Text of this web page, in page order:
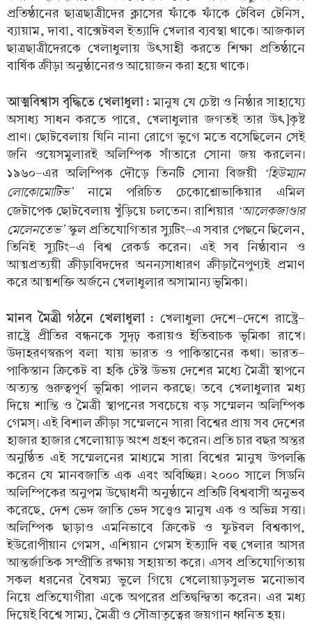
প্রতিষ্ঠানের ছাত্রছাত্রীদের ক্লাসের ফাঁকে ফাঁকে টেবিল টেনিস,
ব্যায়াম, দাবা, বাক্সেটবল ইত্যাদি খেলার ব্যবস্থা থাকে। আজকাল
ছাত্রছাত্রীদেরকে খেলাধুলায় উৎসাহী করতে শিক্ষা প্রতিষ্ঠানে
বার্ষিক ক্রীড়া অনুষ্ঠানেরও আয়োজন করা হয়ে থাকে।
আত্মবিশ্বাস বৃদ্ধিতে খেলাধুলা :মানুষ যে চেষ্টা ও নিষ্ঠার সাহায্যে
অসাধ্য সাধন করতে পারে, খেলাধুলার জগতই তার উৎ]কৃষ্ট
প্রাণ। ছোটবেলায় যিনি নানা রোগে ভুগে মতে বসেছিলেন সেই
জনি ওয়েসমুলারই অলিম্পিক সাঁতারে সোনা জয় করলেন।
১৯৬০-এর অলিম্পিক দৌড়ে তিনটি সোনা বিজয়ী ‘হিউম্যান
লোকোমোটিভ’নামে পরিচিত চেকোশ্লোভাকিয়ার এমিল
জেটাপেক ছোটবেলায় খুঁড়িয়ে চলতেন। রাশিয়ার ‘আলেকজাণ্ডার
মেলেনতেভ’স্কুল প্রতিযোগিতার স্যুটিং-এ সবার পেছনে ছিলেন,
তিনিই স্যুটিং-এ বিশ্ব রেকর্ড করেন। এই সব নিষ্ঠাবান ও
আত্মপ্রত্যয়ী ক্রীড়াবিদদের অনন্যসাধারণ ক্রীড়ানৈপুণ্যই প্রমাণ
করে আত্মশক্তি অর্জনে খেলাধুলার অসামান্য ভূমিকা।
মানব মৈত্রী গঠনে খেলাধুলা : খেলাধুলা দেশে-দেশে রাষ্ট্রে-
রাষ্ট্রে প্রীতির বন্ধনকে সুদৃঢ় করায়ও ইতিবাচক ভূমিকা রাখে।
উদাহরণস্বরূপ বলা যায় ভারত ও পাকিস্তানের কথা। ভারত-
পাকিস্তান ক্রিকেট বা হকি টেস্ট উভয় দেশের মধ্যে মৈত্রী স্থাপনে
অত্যন্ত গুরুত্বপূর্ণ ভূমিকা পালন করছে। তবে খেলাধুলার মধ্য
দিয়ে শান্তি ও মৈত্রী স্থাপনের সবচেয়ে বড় সম্মেলন অলিম্পিক
গেমস্। এই বিশাল ক্রীড়া সম্মেলনে সারা বিশ্বের প্রায় সব দেশের
হাজার হাজার খেলোয়াড় অংশ গ্রহণ করেন। প্রতি চার বছর অন্তর
অনুষ্ঠিত এই সম্মেলনের মাধ্যমে সারা বিশ্বের মানুষ উপলব্ধি
করেন যে মানবজাতি এক এবং অবিচ্ছিন্ন। ২০০০ সালে সিডনি
অলিম্পিকের অনুপম উদ্বোধনী অনুষ্ঠানে প্রতিটি বিশ্ববাসী অনুভব
করেছে, দেশ ভেদ জাতি ভেদ সত্ত্বেও মানুষ এক ও অভিন্ন সত্তা।
অলিম্পিক ছাড়াও এমনিভাবে ক্রিকেট ও ফুটবল বিশ্বকাপ,
ইউরোপীয়ান গেমস, এশিয়ান গেমস ইত্যাদি বহু খেলার আসর
আন্তর্জাতিক সম্প্রীতি রক্ষায় সহায়তা করে। এসব প্রতিযোগিতায়
সকল ধরনের বৈষম্য ভুলে গিয়ে খেলোয়াড়সুলভ মনোভাব
নিয়ে প্রতিযোগীরা একে অপরের প্রতিদ্বন্দ্বিতা করেন। এর মধ্য
দিয়েই বিশ্বে সাম্য, মৈত্রী ও সৌভ্রাতৃত্বের জয়গান ধ্বনিত হয়।